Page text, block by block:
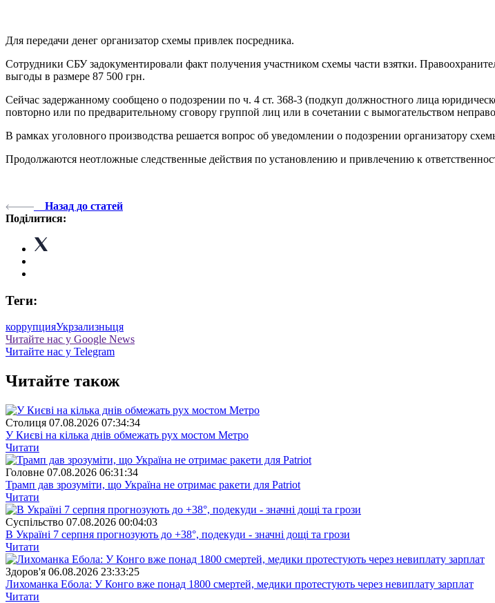
Для передачи денег организатор схемы привлек посредника.
Сотрудники СБУ задокументировали факт получения участником схемы части взятки.
выгоды в размере 87 500 грн.
Сейчас задержанному сообщено о подозрении по ч. 4 ст. 368-3 (подкуп должностного лица
повторно или по предварительному сговору группой лиц или в сочетании с вымогательством
В рамках уголовного производства решается вопрос об уведомлении о подозрении организатору
Продолжаются неотложные следственные действия по установлению и привлечению к
Назад до статей
Поділитися:
Теги:
коррупцияУкрзализныця
Читайте нас у Google News
Читайте нас у Telegram
Читайте також
Столиця 07.08.2026 07:34:34
У Києві на кілька днів обмежать рух мостом Метро
Читати
Головне 07.08.2026 06:31:34
Трамп дав зрозуміти, що Україна не отримає ракети для Patriot
Читати
Суспiльство 07.08.2026 00:04:03
В Україні 7 серпня прогнозують до +38°, подекуди - значні дощі та грози
Читати
Здоров'я 06.08.2026 23:33:25
Лихоманка Ебола: У Конго вже понад 1800 смертей, медики протестують через невиплату зарплат
Читати